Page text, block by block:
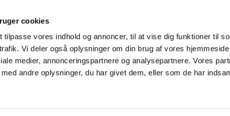
cookies
tilpasse vores indhold og annoncer, til at vise dig funktioner til
Vi deler også oplysninger om din brug af vores
medier, annonceringspartnere og analysepartnere. Vores
andre oplysninger, du har givet dem, eller som de har
Nyheder Om os Kontakt
og
Tilskud og
Apoteker og salg af